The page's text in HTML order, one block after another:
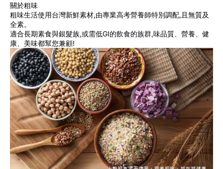
關於粗味
粗味生活使用台灣新鮮素材,由專業高考營養師特別調配,且無質及
全素。
適合長期素食與銀髮族,或需低GI的飲食的族群,味品質、營養、健
康、美味都幫您兼顧!